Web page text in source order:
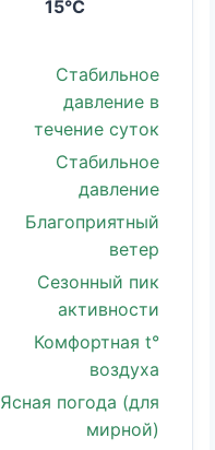
15°C
Стабильное
давление в
течение суток
Стабильное
давление
Благоприятный
ветер
Сезонный пик
активности
Комфортная t°
воздуха
Ясная погода (для
мирной)